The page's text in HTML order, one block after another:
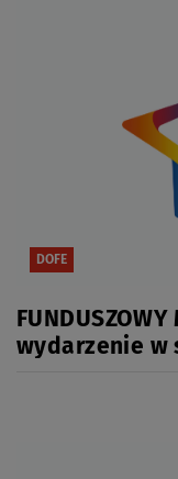
DOFE
wydarzenie w